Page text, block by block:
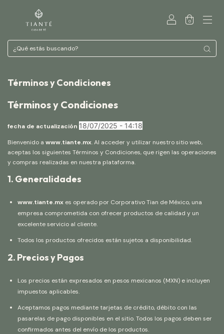
0
Términos y Condiciones
Términos y Condiciones
fecha de actualización 18/07/2025 - 14:18
Bienvenido a www.tiante.mx. Al acceder y utilizar nuestro sitio web,
aceptas los siguientes Términos y Condiciones, que rigen las operaciones
y compras realizadas en nuestra plataforma.
1. Generalidades
www.tiante.mx es operado por Corporativo Tian de México, una
empresa comprometida con ofrecer productos de calidad y un
excelente servicio al cliente.
Todos los productos ofrecidos están sujetos a disponibilidad.
2. Precios y Pagos
Los precios están expresados en pesos mexicanos (MXN) e incluyen
impuestos aplicables.
Aceptamos pagos mediante tarjetas de crédito, débito con las
pasarelas de pago disponibles en el sitio. Todos los pagos deben ser
confirmados antes del envío de los productos.